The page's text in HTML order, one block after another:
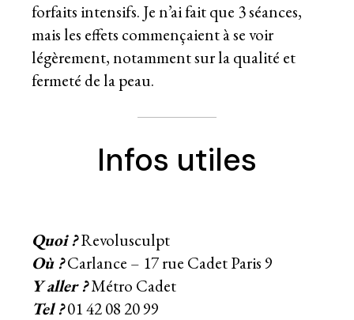
forfaits intensifs. Je n’ai fait que 3 séances,
mais les effets commençaient à se voir
légèrement, notamment sur la qualité et
fermeté de la peau.
Infos utiles
Quoi ?Revolusculpt
Où ?Carlance – 17 rue Cadet Paris 9
Y aller ?Métro Cadet
Tel ?01 42 08 20 99